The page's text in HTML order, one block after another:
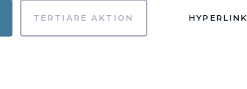
TERTIÄRE AKTION HYPERLINK